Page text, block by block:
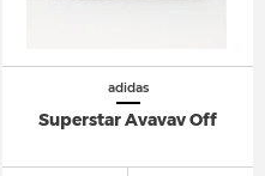
adidas
Superstar Avavav Off